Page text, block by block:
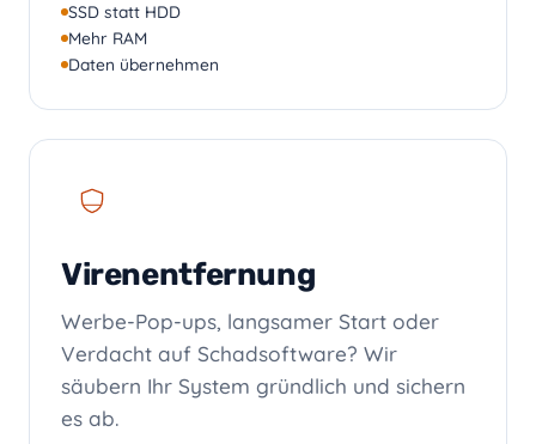
SSD statt HDD
Mehr RAM
Daten übernehmen
Virenentfernung
Werbe-Pop-ups, langsamer Start oder
Verdacht auf Schadsoftware? Wir
säubern Ihr System gründlich und sichern
es ab.